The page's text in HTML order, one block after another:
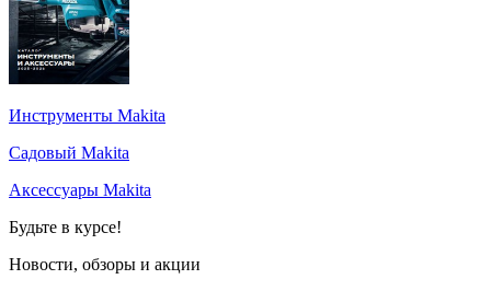
Инструменты Makita
Садовый Makita
Аксессуары Makita
Будьте в курсе!
Новости, обзоры и акции